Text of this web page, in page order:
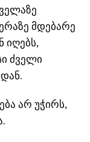
მდებარე
იღებს,
ძველი
არ უჭირს,